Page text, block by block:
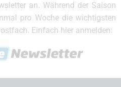
an. Während der Saison
pro Woche die wichtigsten
Einfach hier anmelden: